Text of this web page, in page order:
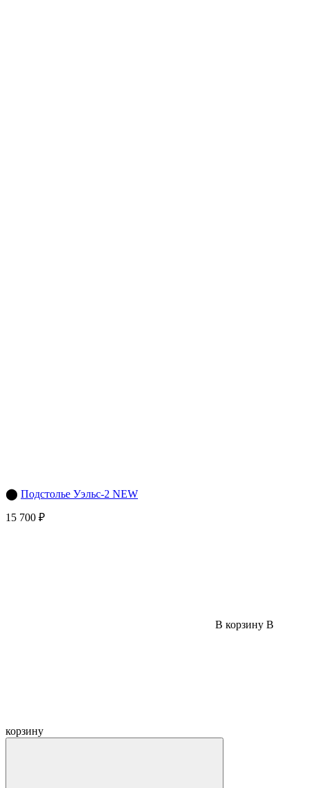
⬤ Подстолье Уэльс-2 NEW
15 700 ₽
В корзину В
корзину